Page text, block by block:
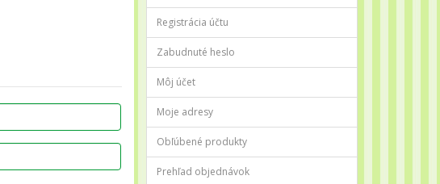
Registrácia účtu
Zabudnuté heslo
Môj účet
Moje adresy
Obľúbené produkty
Prehľad objednávok